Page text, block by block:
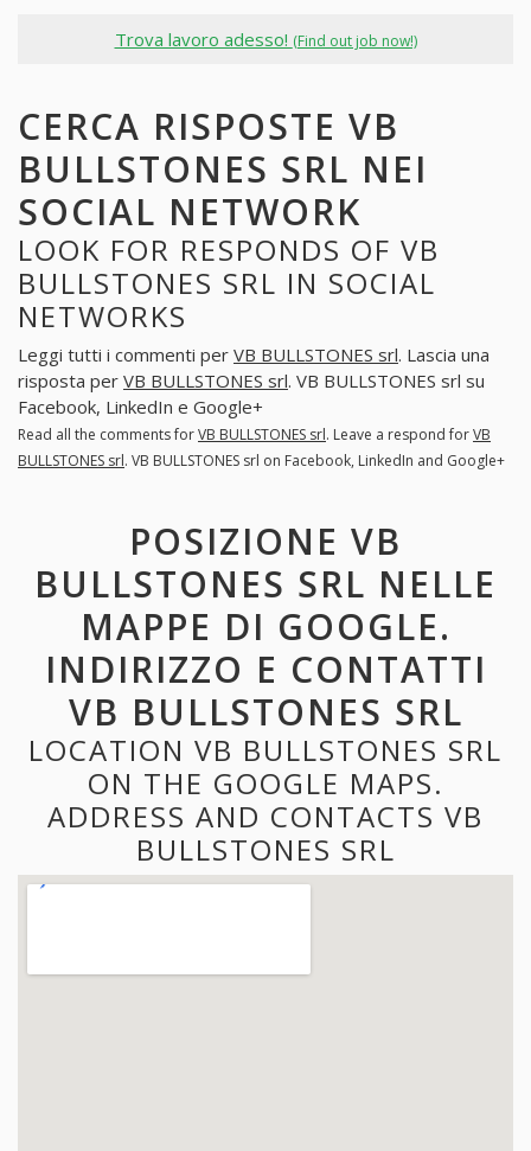
Trova lavoro adesso! (Find out job now!)
CERCA RISPOSTE VB
BULLSTONES SRL NEI
SOCIAL NETWORK
LOOK FOR RESPONDS OF VB
BULLSTONES SRL IN SOCIAL
NETWORKS
Leggi tutti i commenti per VB BULLSTONES srl. Lascia una
risposta per VB BULLSTONES srl. VB BULLSTONES srl su
Facebook, LinkedIn e Google+
Read all the comments forVB BULLSTONES srl. Leave a respond forVB
BULLSTONES srl. VB BULLSTONES srl on Facebook, LinkedIn and Google+
POSIZIONE VB
BULLSTONES SRL NELLE
MAPPE DI GOOGLE.
INDIRIZZO E CONTATTI
VB BULLSTONES SRL
LOCATION VB BULLSTONES SRL
ON THE GOOGLE MAPS.
ADDRESS AND CONTACTS VB
BULLSTONES SRL